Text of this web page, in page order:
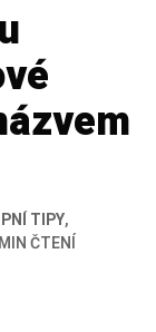
TIPY,
ČTENÍ